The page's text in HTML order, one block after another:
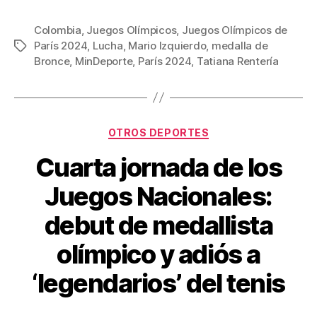
c
e
o
tt
er
ail er
e
m
p
tir
Etiquetas
Colombia, Juegos Olímpicos, Juegos Olímpicos de
París 2024, Lucha, Mario Izquierdo, medalla de
Bronce, MinDeporte, París 2024, Tatiana Rentería
Categorías
OTROS DEPORTES
Cuarta jornada de los
Juegos Nacionales:
debut de medallista
olímpico y adiós a
‘legendarios’ del tenis